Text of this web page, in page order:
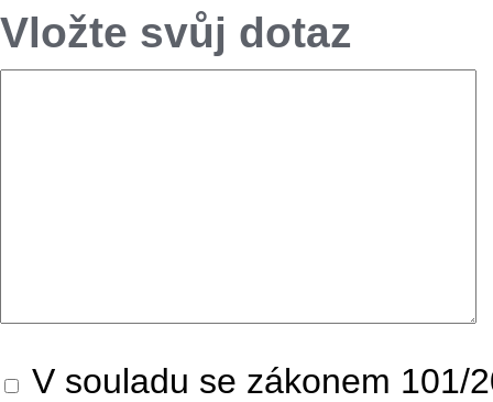
Vložte svůj dotaz
V souladu se zákonem 101/